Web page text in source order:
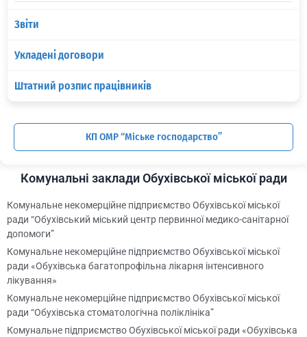
Звіти
Укладені договори
Штатний розпис працівників
КП ОМР “Міське господарство”
Комунальні заклади Обухівської міської ради
Комунальне некомерційне підприємство Обухівської міської
ради “Обухівський міський центр первинної медико-санітарної
допомоги”
Комунальне некомерційне підприємство Обухівської міської
ради «Обухівська багатопрофільна лікарня інтенсивного
лікування»
Комунальне некомерційне підприємство Обухівської міської
ради “Обухівська стоматологічна поліклініка”
Комунальне підприємство Обухівської міської ради «Обухівська